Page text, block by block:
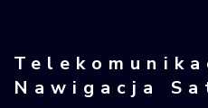
Nawigacja